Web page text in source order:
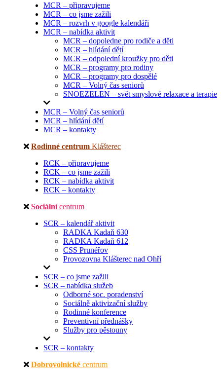
MCR – připravujeme
MCR – co jsme zažili
MCR – rozvrh v google kalendáři
MCR – nabídka aktivit
MCR – dopoledne pro rodiče a děti
MCR – hlídání dětí
MCR – odpolední kroužky pro děti
MCR – programy pro rodiny
MCR – programy pro dospělé
MCR – Volný čas seniorů
SNOEZELEN – svět smyslové relaxace a terapie
MCR – Volný čas seniorů
MCR – hlídání dětí
MCR – kontakty
Rodinné centrum Klášterec
RCK – připravujeme
RCK – co jsme zažili
RCK – nabídka aktivit
RCK – kontakty
Sociální centrum
SCR – kalendář aktivit
RADKA Kadaň 630
RADKA Kadaň 612
CSS Prunéřov
Provozovna Klášterec nad Ohří
SCR – co jsme zažili
SCR – nabídka služeb
Odborné soc. poradenství
Sociálně aktivizační služby
Rodinné konference
Preventivní přednášky
Služby pro pěstouny
SCR – kontakty
Dobrovolnické centrum